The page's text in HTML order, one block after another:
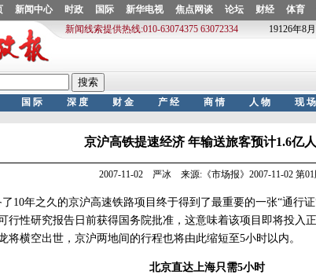
京沪高铁提速经济 年输送旅客预计1.6亿
2007-11-02 严冰 来源:《市场报》2007-11-02 第01
10年之久的京沪高速铁路项目终于得到了最重要的一张“通行
行性研究报告日前获得国务院批准，这意味着该项目即将投入
将横空出世，京沪两地间的行程也将由此缩短至5小时以内。
北京直达上海只需5小时